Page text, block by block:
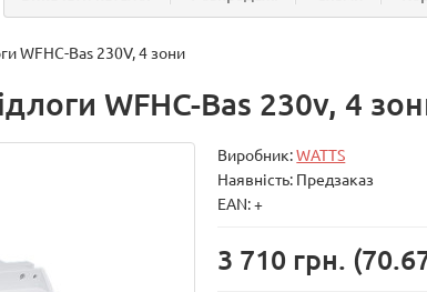
WFHC-Bas 230V, 4 зони
WFHC-Bas 230v, 4
Виробник:WATTS
Наявність: Предзаказ
EAN: +
3 710 грн.